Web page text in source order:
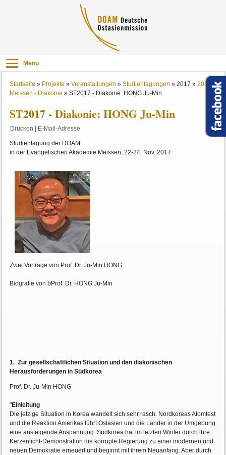
Menü
Startseite » Projekte »Veranstaltungen »Studientagungen »2017 »2017
Meissen - Diakonie »ST2017 - Diakonie: HONG Ju-Min
ST2017 - Diakonie: HONG Ju-Min
Drucken E-Mail-Adresse
Studientagung der DOAM
in der Evangelischen Akademie Meissen, 22-24. Nov. 2017
Zwei Vorträge von Prof. Dr. Ju-Min HONG
Biografie von bProf. Dr. HONG Ju-Min
1. Zur gesellschaftlichen Situation und den diakonischen
Herausforderungen in Südkorea
Prof. Dr. Ju-Min HONG
"Einleitung
Die jetzige Situation in Korea wandelt sich sehr rasch. Nordkoreas Atomtest
und die Reaktion Amerikas führt Ostasien und die Länder in der Umgebung
eine ansteigende Anspannung. Südkorea hat im letzten Winter durch ihre
Kerzenlicht-Demonstration die korrupte Regierung zu einer modernen und
neuen Demokratie erneuert und beginnt mit ihrem Neuanfang. Aber durch